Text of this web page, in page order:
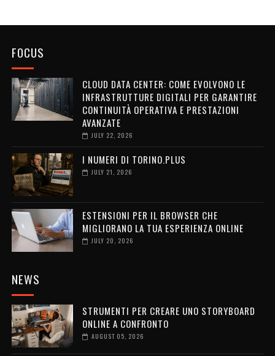
FOCUS
CLOUD DATA CENTER: COME EVOLVONO LE
INFRASTRUTTURE DIGITALI PER GARANTIRE
CONTINUITÀ OPERATIVA E PRESTAZIONI
AVANZATE
JULY 22, 2026
I NUMERI DI TORINO.PLUS
JULY 21, 2026
ESTENSIONI PER IL BROWSER CHE
MIGLIORANO LA TUA ESPERIENZA ONLINE
JULY 20, 2026
NEWS
STRUMENTI PER CREARE UNO STORYBOARD
ONLINE A CONFRONTO
AUGUST 05, 2026